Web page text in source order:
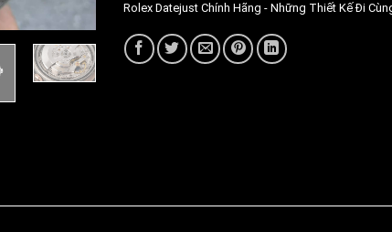
Rolex Datejust Chính Hãng - Những Thiết Kế Đi